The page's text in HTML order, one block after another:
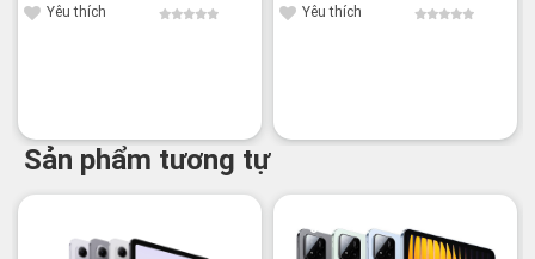
Yêu thích
Yêu thích
Sản phẩm tương tự
-5%